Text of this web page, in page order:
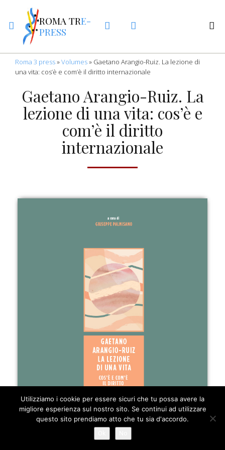
ROMA TRE-
PRESS
Roma 3 press»Volumes» Gaetano Arangio-Ruiz. La lezione di
una vita: cos’è e com’è il diritto internazionale
Gaetano Arangio-Ruiz. La
lezione di una vita: cos’è e
com’è il diritto
internazionale
Utilizziamo i cookie per essere sicuri che tu possa avere la
migliore esperienza sul nostro sito. Se continui ad utilizzare
questo sito prendiamo atto che tu sia d'accordo.